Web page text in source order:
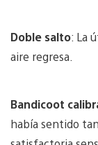
Doble salto: La
aire regresa.
Bandicoot
había sentido